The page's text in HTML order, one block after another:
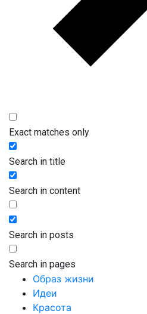
Exact matches only
Search in title
Search in content
Search in posts
Search in pages
Образ жизни
Идеи
Красота